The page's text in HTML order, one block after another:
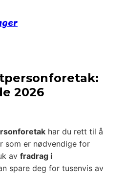
2026
har du rett til å
som er nødvendige for
av fradrag i
spare deg for tusenvis av